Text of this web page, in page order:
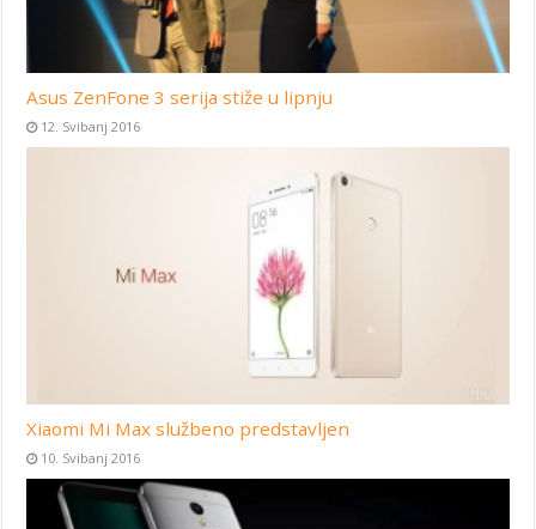
Asus ZenFone 3 serija stiže u lipnju
12. Svibanj 2016
Xiaomi Mi Max službeno predstavljen
10. Svibanj 2016